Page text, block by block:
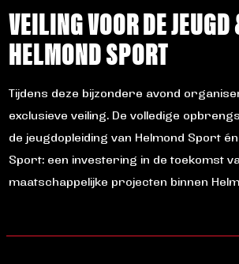
VEILING VOOR DE
HELMOND SPORT
Tijdens deze bijzondere avond
exclusieve veiling. De volledige
de jeugdopleiding van Helmond Sport én
Sport: een investering in de toekomst
maatschappelijke projecten binnen
AANMELDEN